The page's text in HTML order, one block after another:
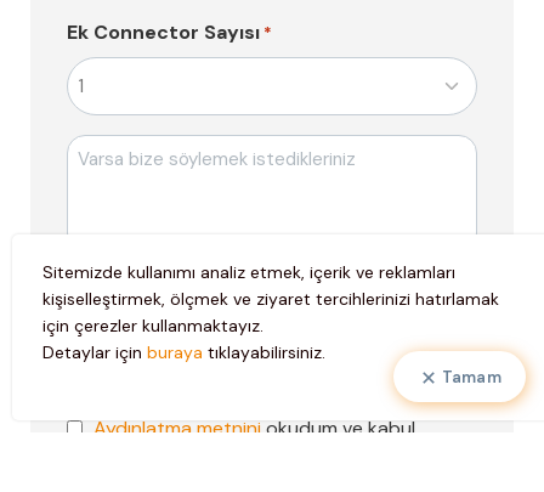
Ek Connector Sayısı *
Mesajı
Pazarlama
Faaliyetleri
Onayı
Kişisel verilerimin pazarlama faaliyetlerinde
kullanılmasına ve iletişim bilgilerime
elektronik ileti gönderilmesine onay
KVKKAydınlatma metniniokudum ve kabul
Sitemizde kullanımı analiz etmek, içerik ve reklamları
kişiselleştirmek, ölçmek ve ziyaret tercihlerinizi hatırlamak
için çerezler kullanmaktayız.
Detaylar için buraya tıklayabilirsiniz.
Tamam